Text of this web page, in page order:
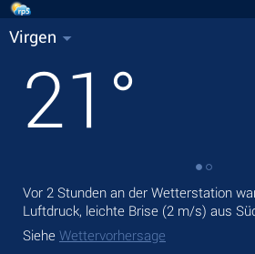
Virgen
21 °
Vor 2 Stunden an der Wetterstation
Luftdruck, leichte Brise (2 m/s) aus
Siehe Wettervorhersage